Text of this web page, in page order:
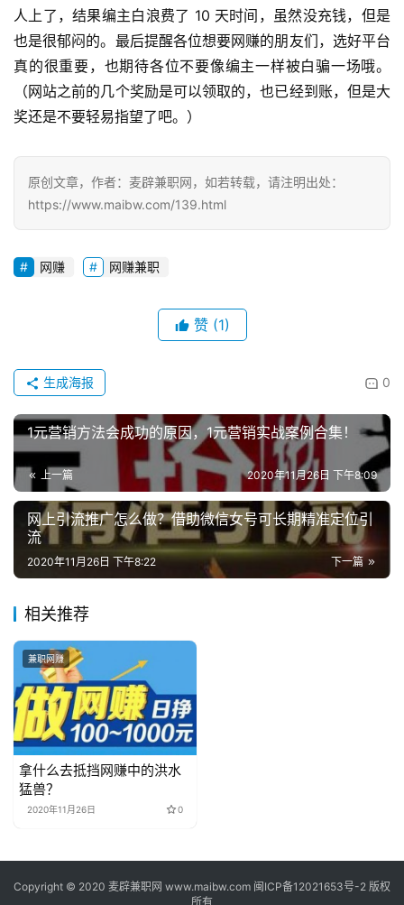
兼
职
网
赚
V
课
程
人上了，结果编主白浪费了 10 天时间，虽然没充钱，但是
也是很郁闷的。最后提醒各位想要网赚的朋友们，选好平台
真的很重要，也期待各位不要像编主一样被白骗一场哦。
（网站之前的几个奖励是可以领取的，也已经到账，但是大
奖还是不要轻易指望了吧。）
原创文章，作者：麦辟兼职网，如若转载，请注明出处：
https://www.maibw.com/139.html
网赚 网赚兼职
赞 (1)
0
生成海报
1元营销方法会成功的原因，1元营销实战案例合集！
上一篇 2020年11月26日 下午8:09
网上引流推广怎么做？借助微信女号可长期精准定位引
流
下一篇
2020年11月26日 下午8:22
相关推荐
兼职网赚
拿什么去抵挡网赚中的洪水
猛兽？
2020年11月26日 0
Copyright © 2020 麦辟兼职网 www.maibw.com 闽ICP备12021653号-2 版权
所有